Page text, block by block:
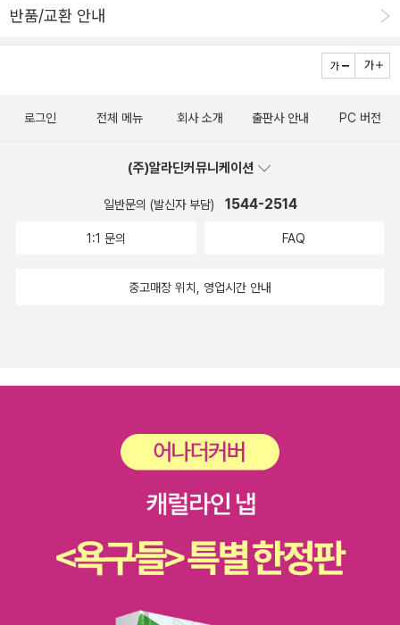
주문!'동화나와라 뚝딱!' €€€그 다음부터 요즘 같은 장마철에서의 어
요, 늘었어각 페이지에서 처음 시작은 항상 '늘었어요 늘었어' 의 문구
그치니 밖에서 뛰노는 아이들이 많아졌어요저희 아들도 비가 오는 날
데마음껏 뛰놀고 밖에서 놀고 싶어하는 아이들의 심리가 잘 표현된것
같아요€ €€€강아지와 뛰노는 아이! 힘차게 달리고 있어요이장면에
는 소리가 늘어났다고 하네요€€생각치도 못한 표현이 참 재미있지
아이와 신나는 책읽기의 세계로 더 빠져들게 됩니다€€€€€ €제가
어나지요그리고 밥을 맛있게 먹으면 몸무가게 늘어나구요어린아이의
일상을 보여주고 있는 이 책에서는 부정적인 생각과 느낌 그리고 행
동들이 들어가 있지 않아서어떻게 규칙적으로 일상을 하는게 좋은지
잘 뛰어놀고 잘먹고 잘자고 난다음엔다시 신나게 뛰어놀수 있는 힘이
늘어나게 된거죠!€€€€ €€€€저희 아이도 어린이집에서 낮잠을 자
반품/교환 안내
로그인 전체 메뉴 회사 소개 출판사 안내 PC 버전
(주)알라딘커뮤니케이션
일반문의 (발신자 부담) 1544-2514
1:1 문의 FAQ
중고매장 위치, 영업시간 안내